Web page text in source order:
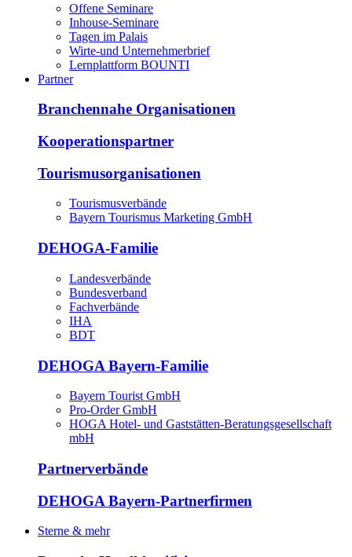
Offene Seminare
Inhouse-Seminare
Tagen im Palais
Wirte-und Unternehmerbrief
Lernplattform BOUNTI
Partner
Branchennahe Organisationen
Kooperationspartner
Tourismusorganisationen
Tourismusverbände
Bayern Tourismus Marketing GmbH
DEHOGA-Familie
Landesverbände
Bundesverband
Fachverbände
IHA
BDT
DEHOGA Bayern-Familie
Bayern Tourist GmbH
Pro-Order GmbH
HOGA Hotel- und Gaststätten-Beratungsgesellschaft
mbH
Partnerverbände
DEHOGA Bayern-Partnerfirmen
Sterne & mehr